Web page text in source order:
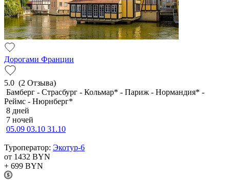
Дорогами Франции
5.0 (2 Отзыва)
Бамберг - Страсбург - Кольмар* - Париж - Нормандия* -
Реймс - Нюрнберг*
8 дней
7 ночей
05.09 03.10 31.10
Туроператор: Экотур-6
от 1432 BYN
+ 699 BYN